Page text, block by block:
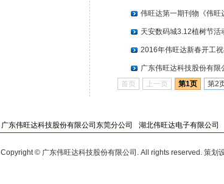
伟旺达第一期刊物《伟旺
天安数码城3.12植树节活
2016年伟旺达新春开工
广东伟旺达科技股份有
首页 上一页 第1页 第2
广东伟旺达科技股份有限公司东莞分公司 湖北伟旺达电子有限公司
Copyright © 广东伟旺达科技股份有限公司. All rights reserved. 策划